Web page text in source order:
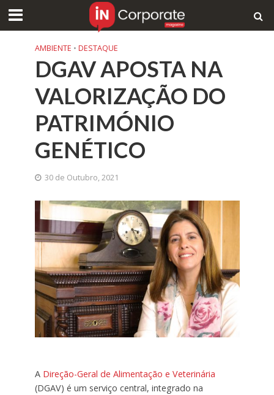
AMBIENTE • DESTAQUE
DGAV APOSTA NA
VALORIZAÇÃO DO
PATRIMÓNIO
GENÉTICO
30 de Outubro, 2021
ADireção-Geral de Alimentação e Veterinária
(DGAV) é um serviço central, integrado na